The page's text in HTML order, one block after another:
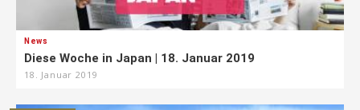
News
Diese Woche in Japan | 18. Januar 2019
18. Januar 2019